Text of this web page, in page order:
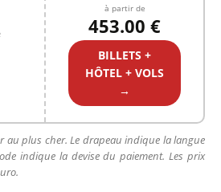
à partir de
453.00 €
BILLETS +
HÔTEL + VOLS
→
au plus cher. Le drapeau indique la langue
indique la devise du paiement. Les prix